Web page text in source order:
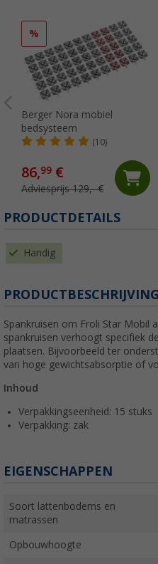
%
Berger Nora mobiel
bedsysteem
(10)
86,99 €
Adviesprijs 129,- €
PRODUCTDETAILS
Handig
PRODUCTBESCHRIJVING
Spankruisen om Froli Star Mobil
spankruisen verhoogt specifiek
plaatsen. Bijvoorbeeld ter
van hoge gewichtsabsorptie of
Inhoud
Verpakkingseenheid: 15 stuks
Verpakking: zak
EIGENSCHAPPEN
Soort lattenbodems en
matrassen
Opbouwhoogte